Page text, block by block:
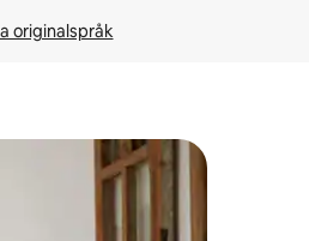
originalspråk